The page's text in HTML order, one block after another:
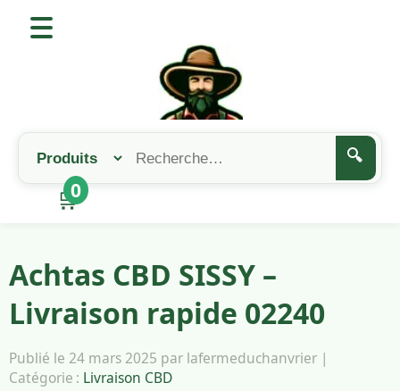
🔍
🛒
0
Achtas CBD SISSY –
Livraison rapide 02240
Publié le 24 mars 2025 par lafermeduchanvrier |
Catégorie : Livraison CBD